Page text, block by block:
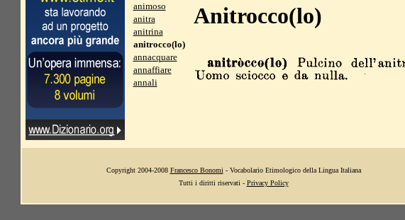
animoso
anitra
anitrina
anitrocco(lo)
annacquare
annaffiare
annali
Anitrocco(lo)
Copyright 2004-2008 Francesco Bonomi - Vocabolario Etimologico della Lingua Italiana
Tutti i diritti riservati - Privacy Policy